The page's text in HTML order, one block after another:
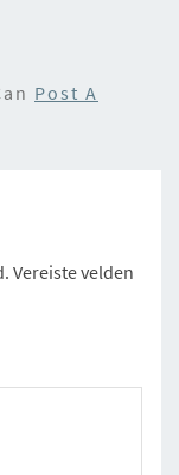
Post A
Vereiste velden